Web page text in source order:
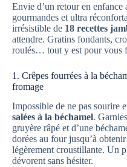
Envie d’un retour en enfance
gourmandes et ultra
irrésistible de 18 recettes
attendre. Gratins fondants,
roulés… tout y est pour vous
1. Crêpes fourrées à la
fromage
Impossible de ne pas sourire
salées à la béchamel.
gruyère râpé et d’une
dorées au four jusqu’à
légèrement croustillante. Un
dévorent sans hésiter.